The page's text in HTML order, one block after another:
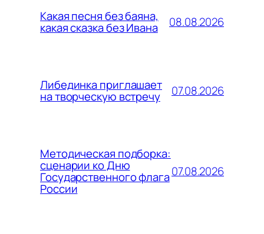
Какая песня без баяна,
какая сказка без Ивана 08.08.2026
Либединка приглашает
на творческую встречу 07.08.2026
Методическая подборка:
сценарии ко Дню
Государственного флага
России
07.08.2026